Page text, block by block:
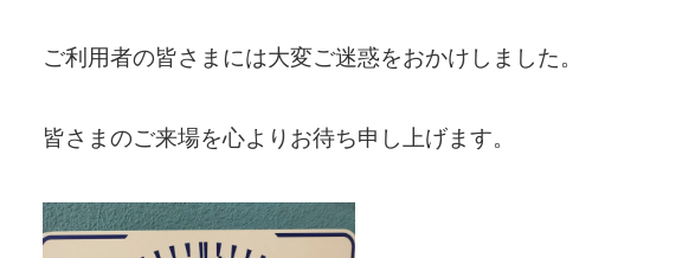
ご利用者の皆さまには大変ご迷惑をおかけしました。
皆さまのご来場を心よりお待ち申し上げます。